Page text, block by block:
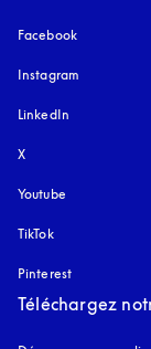
Facebook
Instagram
LinkedIn
X
Youtube
TikTok
Pinterest
Téléchargez